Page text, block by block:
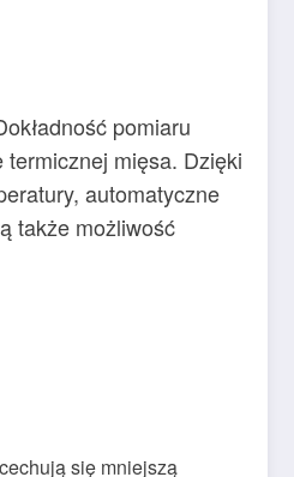
pomiaru
mięsa. Dzięki
automatyczne
także możliwość
się mniejszą